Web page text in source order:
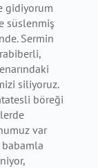
gidiyorum
süslenmiş
Sermin
siliyoruz.
böreği
var
babamla